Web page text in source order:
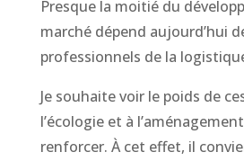
Presque la moitié du
marché dépend aujourd’hui
professionnels de la
Je souhaite voir le poids de
l’écologie et à
renforcer. À cet effet, il